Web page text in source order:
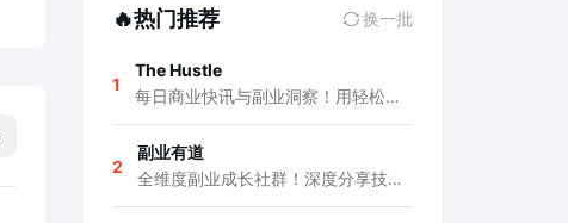
🔥热门推荐 换一批
1
The Hustle
每日商业快讯与副业洞察！用轻松方式了解科技、商业趋势，发现赚钱新思路
2
副业有道
全维度副业成长社群！深度分享技术、产品、营销、项目实战与搞钱思维，拓展认知边界